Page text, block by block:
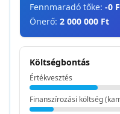
Fennmaradó tőke: -0
Önerő: 2 000 000 Ft
Költségbontás
Értékvesztés
Finanszírozási költség